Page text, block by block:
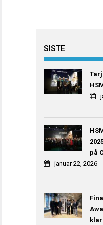
SISTE
på
januar 22, 2026